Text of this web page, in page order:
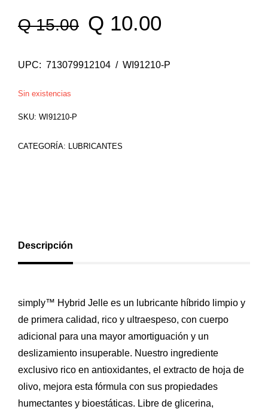
Q15.00 El
Q 15.00.
Q 10.00
UPC: 713079912104 / WI91210-P
Sin existencias
SKU: WI91210-P
CATEGORÍA: LUBRICANTES
Descripción
simply™ Hybrid Jelle es un lubricante híbrido limpio y
de primera calidad, rico y ultraespeso, con cuerpo
adicional para una mayor amortiguación y un
deslizamiento insuperable. Nuestro ingrediente
exclusivo rico en antioxidantes, el extracto de hoja de
olivo, mejora esta fórmula con sus propiedades
humectantes y bioestáticas. Libre de glicerina,